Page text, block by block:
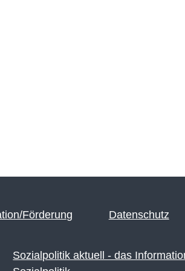
Förderung Datenschutz
Sozialpolitik aktuell - das